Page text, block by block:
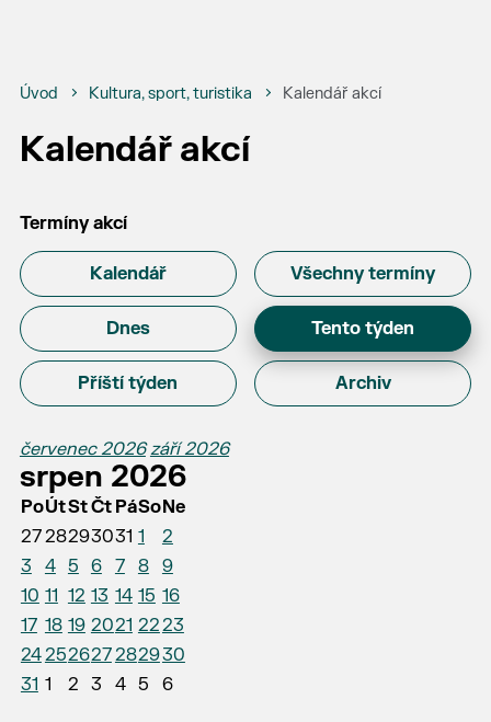
Úvod Kultura, sport, turistika Kalendář akcí
Kalendář akcí
Termíny akcí
Kalendář Všechny termíny
Dnes Tento týden
Příští týden Archiv
červenec 2026 září 2026
srpen 2026
PoÚtStČt PáSoNe
2728293031 1
2
3
4 5 6 7 8
9
10 11 12 13 14 15 16
17 18 19 2021 2223
24252627282930
31 1 2 3 4 5 6